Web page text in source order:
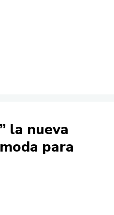
la nueva
para